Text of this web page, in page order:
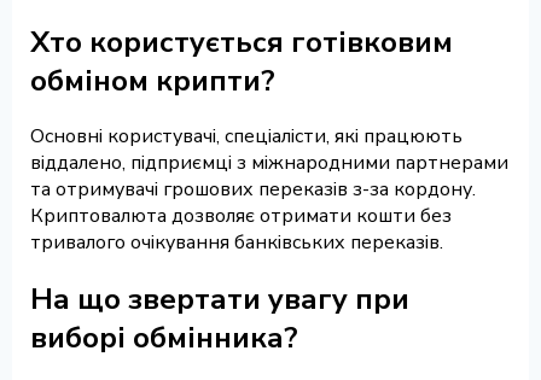
Хто користується готівковим
обміном крипти?
Основні користувачі, спеціалісти, які працюють
віддалено, підприємці з міжнародними партнерами
та отримувачі грошових переказів з-за кордону.
Криптовалюта дозволяє отримати кошти без
тривалого очікування банківських переказів.
На що звертати увагу при
виборі обмінника?